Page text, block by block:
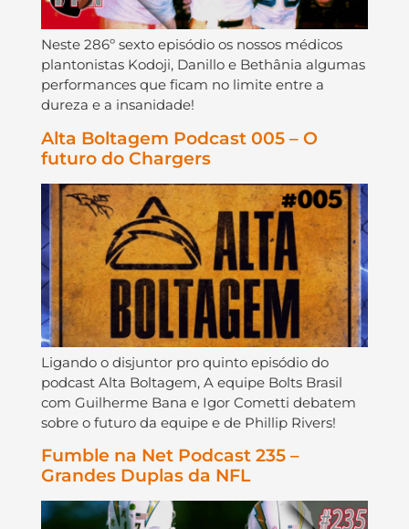
Neste 286º sexto episódio os nossos médicos
plantonistas Kodoji, Danillo e Bethânia algumas
performances que ficam no limite entre a
dureza e a insanidade!
Alta Boltagem Podcast 005 – O
futuro do Chargers
Ligando o disjuntor pro quinto episódio do
podcast Alta Boltagem, A equipe Bolts Brasil
com Guilherme Bana e Igor Cometti debatem
sobre o futuro da equipe e de Phillip Rivers!
Fumble na Net Podcast 235 –
Grandes Duplas da NFL